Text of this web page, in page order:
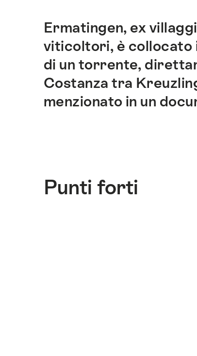
ai
punti
di
ancoraggio
di
questo
sito.
Introduzione
Ermatingen, ex
viticoltori, è collocato
di un torrente,
Costanza tra
menzionato in un
Punti forti